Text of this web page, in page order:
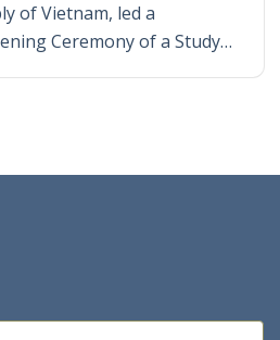
of Vietnam, led a
Ceremony of a Study…